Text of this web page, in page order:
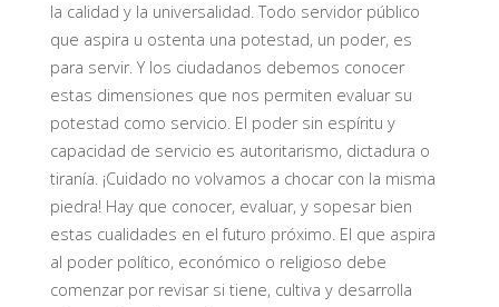
la calidad y la universalidad. Todo servidor público
que aspira u ostenta una potestad, un poder, es
para servir. Y los ciudadanos debemos conocer
estas dimensiones que nos permiten evaluar su
potestad como servicio. El poder sin espíritu y
capacidad de servicio es autoritarismo, dictadura o
tiranía. ¡Cuidado no volvamos a chocar con la misma
piedra! Hay que conocer, evaluar, y sopesar bien
estas cualidades en el futuro próximo. El que aspira
al poder político, económico o religioso debe
comenzar por revisar si tiene, cultiva y desarrolla